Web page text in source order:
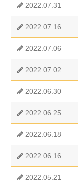
2022.07.31
2022.07.16
2022.07.06
2022.07.02
2022.06.30
2022.06.25
2022.06.18
2022.06.16
2022.05.21